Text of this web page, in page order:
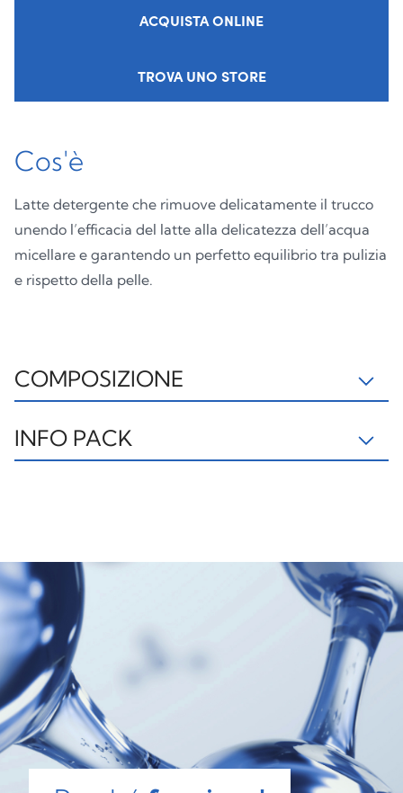
ACQUISTA ONLINE
TROVA UNO STORE
Cos'è
Latte detergente che rimuove delicatamente il trucco
unendo l’efficacia del latte alla delicatezza dell’acqua
micellare e garantendo un perfetto equilibrio tra pulizia
e rispetto della pelle.
COMPOSIZIONE
IL190919A INGREDIENTS: AQUA, ISOPROPYL
MYRISTATE, DIETHYLHEXYL CARBONATE, CETEARYL
NUCIFERA ROOT WATER, SODIUM HYDROXIDE,
SODIUM HYALURONATE, HYDROLYZED
HYALURONIC ACID, FRUCTOSE, COCO-GLUCOSIDE,
UREA, CITRIC ACID, MALTOSE, SODIUM PCA, SODIUM
CHLORIDE, SODIUM LACTATE, TREHALOSE,
GLUCOSE, PHENOXYETHANOL, PARFUM, LINALOOL,
HYDROXYCITRONELLAL, BENZYL SALICYLATE,
HEXYL CINNAMAL, CITRONELLOL, LIMONENE,
GERANIOL.
INFO PACK
Plastica Plastica